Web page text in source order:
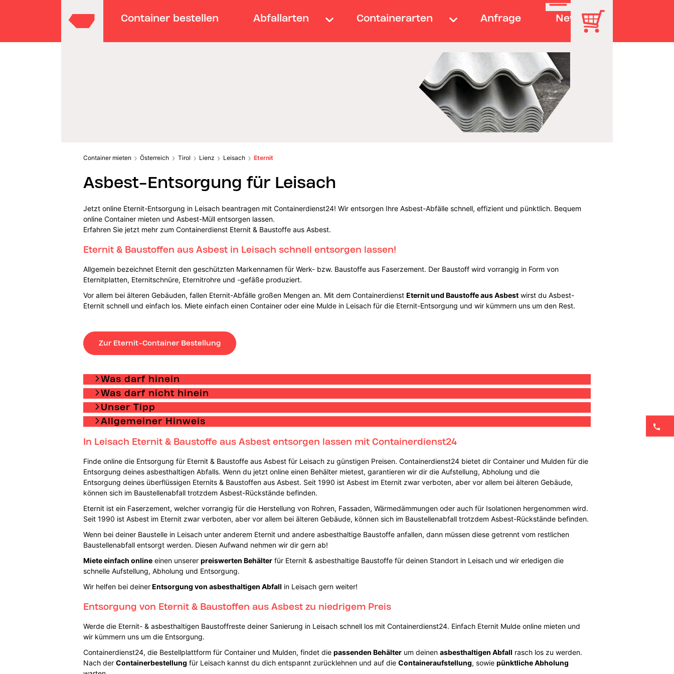
Container bestellen Abfallarten Containerarten Anfrage News
Container mieten Österreich Tirol Lienz Leisach Eternit
Asbest-Entsorgung für Leisach
Jetzt online Eternit-Entsorgung in Leisach beantragen mit Containerdienst24! Wir entsorgen Ihre Asbest-Abfälle schnell, effizient und pünktlich. Bequem
online Container mieten und Asbest-Müll entsorgen lassen.
Erfahren Sie jetzt mehr zum Containerdienst Eternit & Baustoffe aus Asbest.
Eternit & Baustoffen aus Asbest in Leisach schnell entsorgen lassen!
Allgemein bezeichnet Eternit den geschützten Markennamen für Werk- bzw. Baustoffe aus Faserzement. Der Baustoff wird vorrangig in Form von
Eternitplatten, Eternitschnüre, Eternitrohre und -gefäße produziert.
Vor allem bei älteren Gebäuden, fallen Eternit-Abfälle großen Mengen an. Mit dem Containerdienst Eternit und Baustoffe aus Asbestwirst du Asbest-
Eternit schnell und einfach los. Miete einfach einen Container oder eine Mulde in Leisach für die Eternit-Entsorgung und wir kümmern uns um den Rest.
Zur Eternit-Container Bestellung
Was darf hinein
Was darf nicht hinein
Unser Tipp
Allgemeiner Hinweis
In Leisach Eternit & Baustoffe aus Asbest entsorgen lassen mit Containerdienst24
Finde online die Entsorgung für Eternit & Baustoffe aus Asbest für Leisach zu günstigen Preisen. Containerdienst24 bietet dir Container und Mulden für die
Entsorgung deines asbesthaltigen Abfalls. Wenn du jetzt online einen Behälter mietest, garantieren wir dir die Aufstellung, Abholung und die
Entsorgung deines überflüssigen Eternits & Baustoffen aus Asbest. Seit 1990 ist Asbest im Eternit zwar verboten, aber vor allem bei älteren Gebäude,
können sich im Baustellenabfall trotzdem Asbest-Rückstände befinden.
Eternit ist ein Faserzement, welcher vorrangig für die Herstellung von Rohren, Fassaden, Wärmedämmungen oder auch für Isolationen hergenommen wird.
Seit 1990 ist Asbest im Eternit zwar verboten, aber vor allem bei älteren Gebäude, können sich im Baustellenabfall trotzdem Asbest-Rückstände befinden.
Wenn bei deiner Baustelle in Leisach unter anderem Eternit und andere asbesthaltige Baustoffe anfallen, dann müssen diese getrennt vom restlichen
Baustellenabfall entsorgt werden. Diesen Aufwand nehmen wir dir gern ab!
Miete einfach onlineeinen unserer preiswerten Behälterfür Eternit & asbesthaltige Baustoffe für deinen Standort in Leisach und wir erledigen die
schnelle Aufstellung, Abholung und Entsorgung.
Wir helfen bei deinerEntsorgung von asbesthaltigen Abfall in Leisach gern weiter!
Entsorgung von Eternit & Baustoffen aus Asbest zu niedrigem Preis
Werde die Eternit- & asbesthaltigen Baustoffreste deiner Sanierung in Leisach schnell los mit Containerdienst24. Einfach Eternit Mulde online mieten und
wir kümmern uns um die Entsorgung.
Containerdienst24, die Bestellplattform für Container und Mulden, findet die passenden Behälterum deinen asbesthaltigen Abfall rasch los zu werden.
Nach der Containerbestellung für Leisach kannst du dich entspannt zurücklehnen und auf die Containeraufstellung, sowie pünktliche Abholung